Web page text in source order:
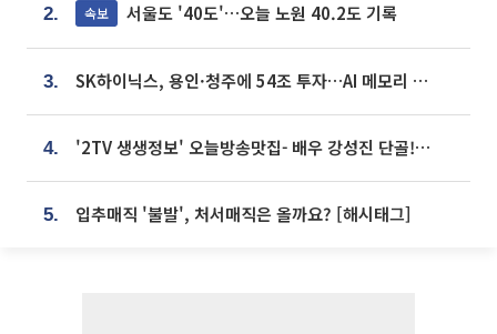
2. 속보 서울도 '40도'…오늘 노원 40.2도 기록
3. SK하이닉스, 용인·청주에 54조 투자…AI 메모리 생산기지 키운다
4. '2TV 생생정보' 오늘방송맛집- 배우 강성진 단골! 쌀국수ㆍ푸팟퐁 커리 맛집 '블○○○'
5. 입추매직 '불발', 처서매직은 올까요? [해시태그]